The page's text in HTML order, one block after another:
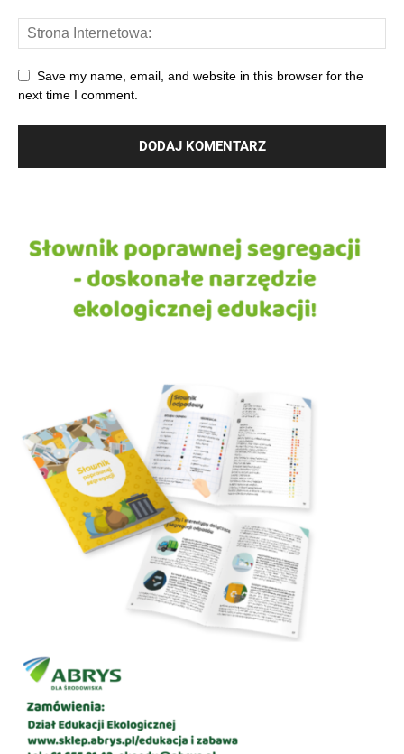
Save my name, email, and website in this browser for the
next time I comment.